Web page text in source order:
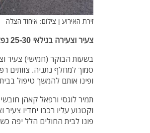
זירת האירוע | צילום: איחוד הצלה
צעיר וצעירה בגילאי 25-30 נפצעו בינוני וקל בתאונה בכביש 2 סמוך למחלף נתניה.
סמוך למחלף נתניה. צוותים
ופינו אותם להמשך טיפול
תמיר לוגסי ורפאל קאהן
וקטנוע עליו רכבו יחדיו
פונו לבית החולים הלל יפה